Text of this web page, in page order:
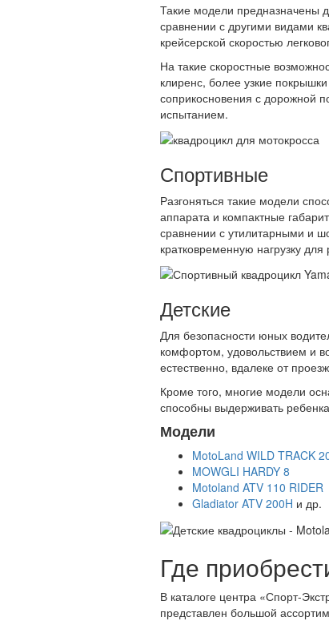
Такие модели предназначены
сравнении с другими видами
крейсерской скоростью
На такие скоростные
клиренс, более узкие
соприкосновения с дорожной
испытанием.
Спортивные
Разгоняться такие модели
аппарата и компактные
сравнении с утилитарными и
кратковременную нагрузку
Детские
Для безопасности юных
комфортом, удовольствием и
естественно, вдалеке от
Кроме того, многие модели
способны выдерживать
Модели
MotoLand WILD TRACK
MOWGLI HARDY 8
Motoland ATV 110 RIDER
Gladiator ATV 200H и др.
Где
В каталоге центра «Спорт-
представлен большой